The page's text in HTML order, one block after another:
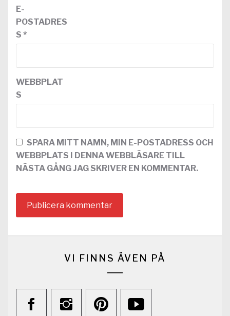
E-
POSTADRES
S *
WEBBPLAT
S
SPARA MITT NAMN, MIN E-POSTADRESS OCH
WEBBPLATS I DENNA WEBBLÄSARE TILL
NÄSTA GÅNG JAG SKRIVER EN KOMMENTAR.
VI FINNS ÄVEN PÅ